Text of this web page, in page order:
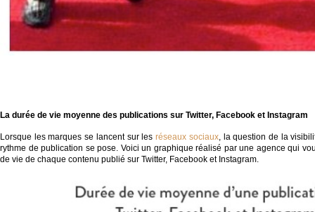
La durée de vie moyenne des publications sur Twitter, Facebook et Instagram
Lorsque les marques se lancent sur lesréseaux sociaux, la question de la
rythme de publication se pose. Voici un graphique réalisé par une agence qui
de vie de chaque contenu publié sur Twitter, Facebook et Instagram.